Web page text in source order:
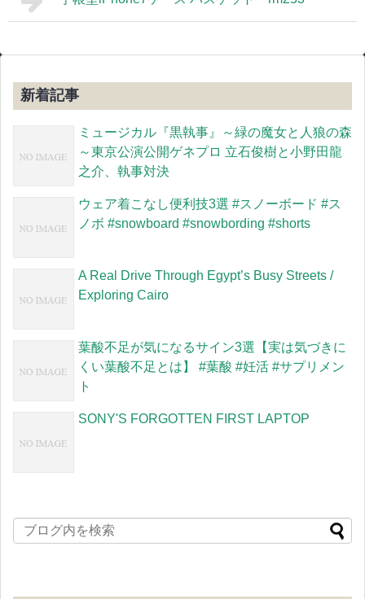
新着記事
ミュージカル『黒執事』～緑の魔女と人狼の森
～東京公演公開ゲネプロ 立石俊樹と小野田龍
之介、執事対決
ウェア着こなし便利技3選 #スノーボード #ス
ノボ #snowboard #snowbording #shorts
A Real Drive Through Egypt’s Busy Streets /
Exploring Cairo
葉酸不足が気になるサイン3選【実は気づきに
くい葉酸不足とは】 #葉酸 #妊活 #サプリメン
ト
SONY'S FORGOTTEN FIRST LAPTOP